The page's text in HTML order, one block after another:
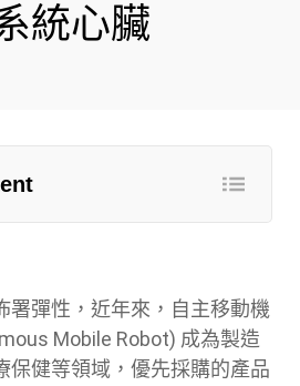
統心臟
署彈性，近年來，自主移動機
Mobile Robot) 成為製造
保健等領域，優先採購的產品